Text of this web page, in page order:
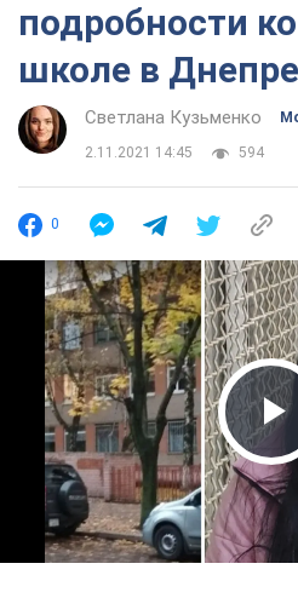
подробности
школе в Днепре
Светлана Кузьменко
2.11.2021 14:45 594
0